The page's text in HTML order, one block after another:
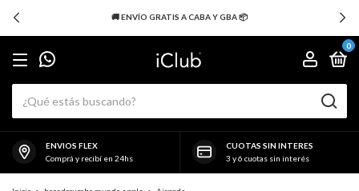
🚚 ENVÍO GRATIS A CABA Y GBA 📦
0
ENVIOS FLEX
Comprá y recibí en 24hs
CUOTAS SIN INTERES
3 y 6 cuotas sin interés